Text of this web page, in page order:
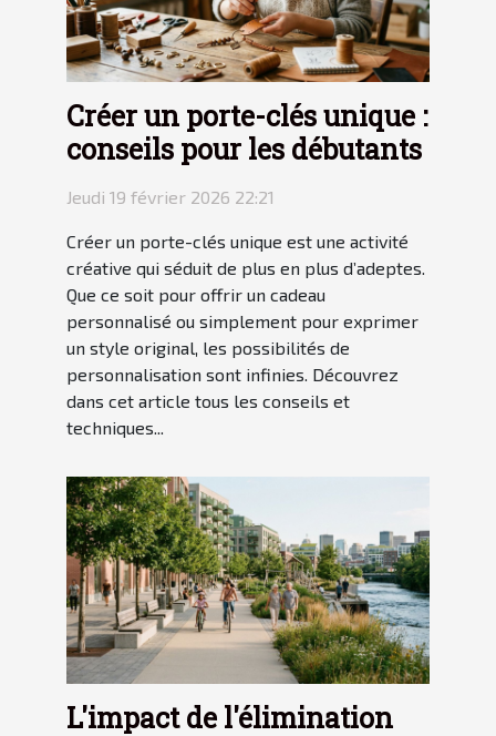
Créer un porte-clés unique :
conseils pour les débutants
Jeudi 19 février 2026 22:21
Créer un porte-clés unique est une activité
créative qui séduit de plus en plus d’adeptes.
Que ce soit pour offrir un cadeau
personnalisé ou simplement pour exprimer
un style original, les possibilités de
personnalisation sont infinies. Découvrez
dans cet article tous les conseils et
techniques...
L'impact de l'élimination